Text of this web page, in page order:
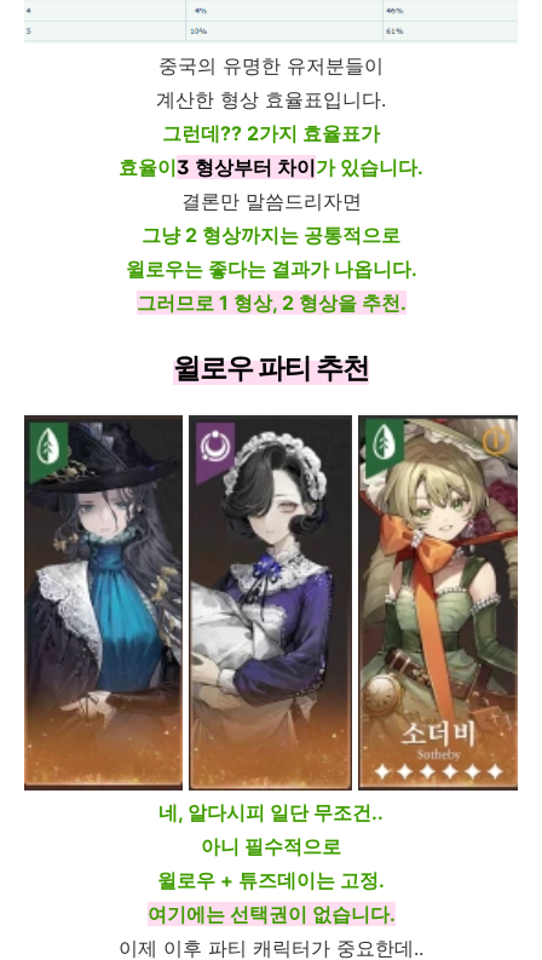
중국의 유명한 유저분들이
계산한 형상 효율표입니다.
그런데?? 2가지 효율표가
효율이3 형상부터 차이가 있습니다.
결론만 말씀드리자면
그냥 2 형상까지는 공통적으로
윌로우는 좋다는 결과가 나옵니다.
그러므로 1 형상, 2 형상을 추천.
윌로우 파티 추천
네, 알다시피 일단 무조건..
아니 필수적으로
윌로우 + 튜즈데이는 고정.
여기에는 선택권이 없습니다.
이제 이후 파티 캐릭터가 중요한데..